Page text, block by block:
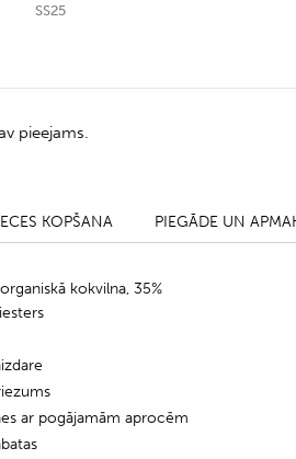
SS25
pieejams.
KOPŠANA PIEGĀDE UN
kokvilna, 35%
ar pogājamām aprocēm